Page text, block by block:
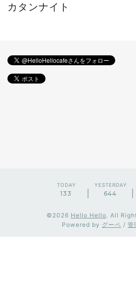
カタンナイト
TODAY
133
YESTERDAY
644
©2026 Hello Hello. All
Powered by グーペ / 管